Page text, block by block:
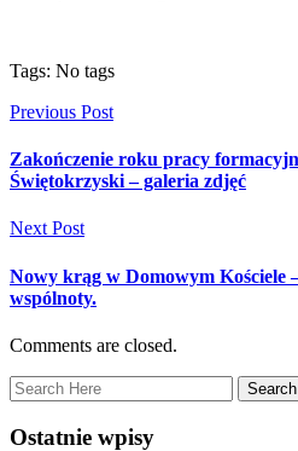
Tags: No tags
Previous Post
Zakończenie roku pracy
Świętokrzyski – galeria zdjęć
Next Post
Nowy krąg w Domowym Kościele
wspólnoty.
Comments are closed.
Ostatnie wpisy